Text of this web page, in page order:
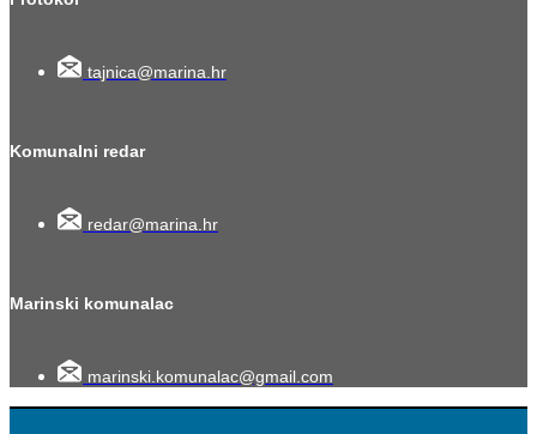
tajnica@marina.hr
Komunalni redar
redar@marina.hr
Marinski komunalac
marinski.komunalac@gmail.com